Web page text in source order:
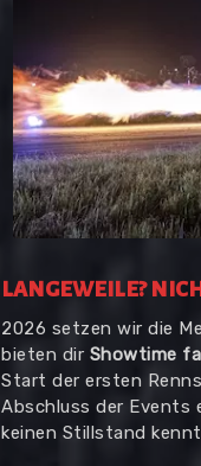
LANGEWEILE?
2026 setzen wir die
bieten dir Showtime
Start der ersten
Abschluss der
keinen Stillstand